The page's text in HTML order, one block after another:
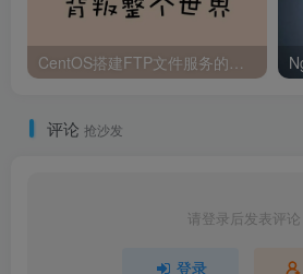
CentOS搭建FTP文件服务的步骤
评论 抢沙发
请登录后发表评论
登录